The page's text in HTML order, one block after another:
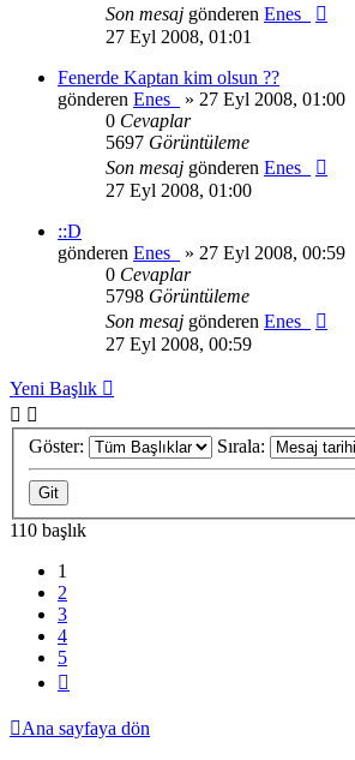
Son mesaj gönderen Enes_
27 Eyl 2008, 01:01
Fenerde Kaptan kim olsun ??
gönderen Enes_
» 27 Eyl 2008, 01:00
0 Cevaplar
5697 Görüntüleme
Son mesaj gönderen Enes_
27 Eyl 2008, 01:00
::D
gönderen Enes_
» 27 Eyl 2008, 00:59
0 Cevaplar
5798 Görüntüleme
Son mesaj gönderen Enes_
27 Eyl 2008, 00:59
Yeni Başlık
Göster: Sırala:
110 başlık
1
2
3
4
5
Ana sayfaya dön